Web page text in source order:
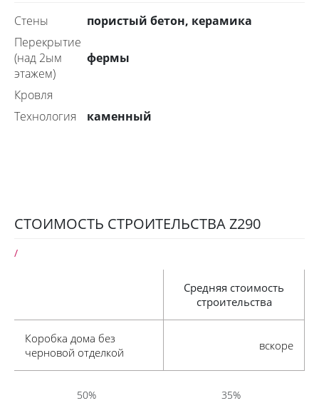
Стены
пористый бетон, керамика
Перекрытие
(над 2ым
этажем)
фермы
Кровля
технология
каменный
СТОИМОСТЬ СТРОИТЕЛЬСТВА Z290
/
Средняя стоимость
строительства
коробка дома без
черновой отделкой
вскоре
50%
35%